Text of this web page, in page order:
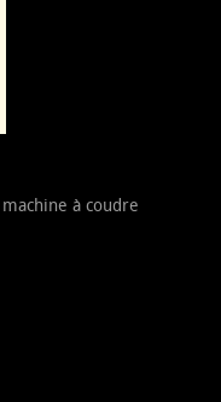
à coudre